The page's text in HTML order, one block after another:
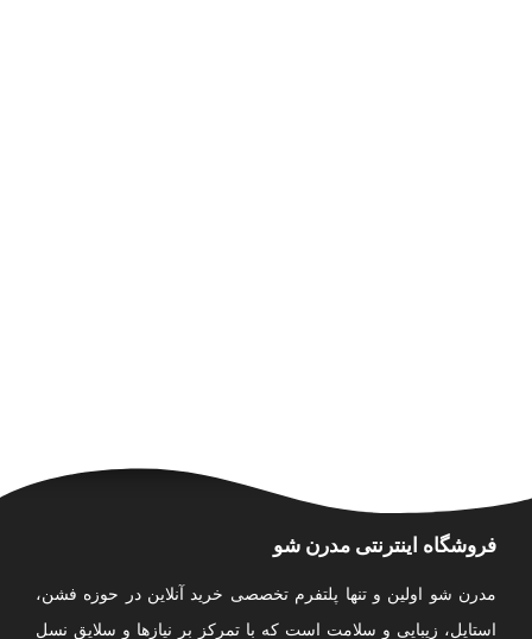
فروشگاه اینترنتی مدرن شو
مدرن شو اولین و تنها پلتفرم تخصصی خرید آنلاین در حوزه فشن،
استایل، زیبایی و سلامت است که با تمرکز بر نیازها و سلایق نسل